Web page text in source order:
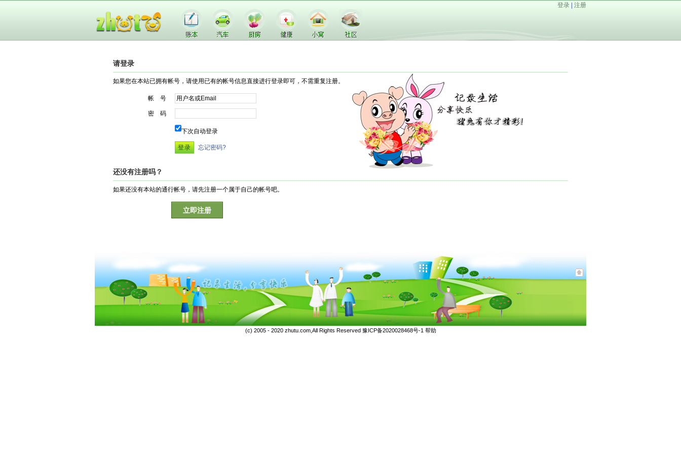
登录 注册
请登录
如果您在本站已拥有帐号，请使用已有的帐号信息直接进行登录即可，不需重复注册。
帐 号
密 码
下次自动登录
忘记密码?
还没有注册吗？
如果还没有本站的通行帐号，请先注册一个属于自己的帐号吧。
立即注册
(c) 2005 - 2020 zhutu.com,All Rights Reserved 豫ICP备2020028468号-1 帮助